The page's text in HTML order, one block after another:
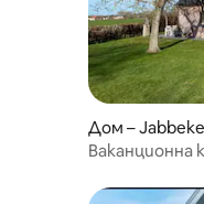
Дом – Jabbeke
Ваканционна